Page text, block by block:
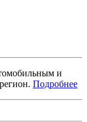
и
Подробнее